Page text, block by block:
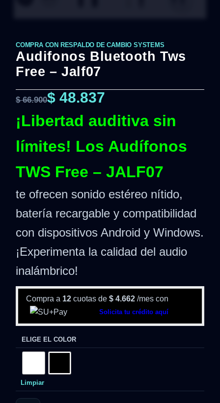
COMPRA CON RESPALDO DE CAMBIO SYSTEMS
Audifonos Bluetooth Tws
Free – Jalf07
$66.900$ 48.837
¡Libertad auditiva sin
límites! Los Audífonos
TWS Free – JALF07
te ofrecen sonido estéreo nítido,
batería recargable y compatibilidad
con dispositivos Android y Windows.
¡Experimenta la calidad del audio
inalámbrico!
Compra a 12 cuotas de $ 4.662 /mes con
Solicita tu crédito aquí
ELIGE EL COLOR
Limpiar